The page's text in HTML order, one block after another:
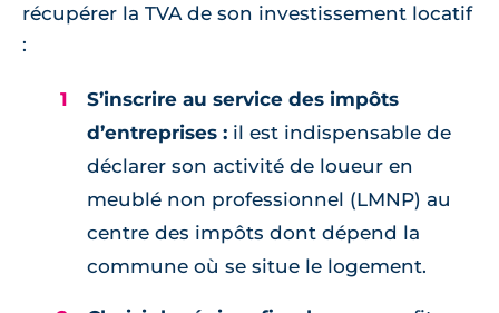
récupérer la TVA de son investissement locatif
:
S’inscrire au service des impôts
d’entreprises : il est indispensable de
déclarer son activité de loueur en
meublé non professionnel (LMNP) au
centre des impôts dont dépend la
commune où se situe le logement.